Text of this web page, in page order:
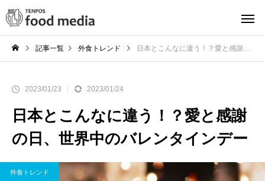
記事一覧 外食トレンド 日本とこんなに違う！？愛と感謝の日、世界中のバレンタインデー
2023/01/23 2023/01/24
日本とこんなに違う！？愛と感謝
の日、世界中のバレンタインデー
外食トレンド